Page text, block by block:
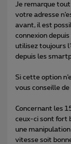
Je remarque tout
votre adresse
avant, il est
connexion
utilisez toujours
depuis les
Si cette option
vous conseille
Concernant les
ceux-ci sont fort
une
vitesse soit